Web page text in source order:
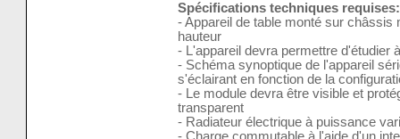
Spécifications techniques requises:
- Appareil de table monté sur châssis
hauteur
- L'appareil devra permettre d'étudier
- Schéma synoptique de l'appareil
s'éclairant en fonction de la
- Le module devra être visible et
transparent
- Radiateur électrique à puissance